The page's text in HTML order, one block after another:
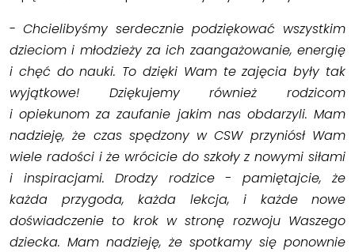
- Chcielibyśmy serdecznie podziękować wszystkim
dzieciom i młodzieży za ich zaangażowanie, energię
i chęć do nauki. To dzięki Wam te zajęcia były tak
wyjątkowe! Dziękujemy również rodzicom
i opiekunom za zaufanie jakim nas obdarzyli. Mam
nadzieję, że czas spędzony w CSW przyniósł Wam
wiele radości i że wrócicie do szkoły z nowymi siłami
i inspiracjami. Drodzy rodzice - pamiętajcie, że
każda przygoda, każda lekcja, i każde nowe
doświadczenie to krok w stronę rozwoju Waszego
dziecka. Mam nadzieję, że spotkamy się ponownie